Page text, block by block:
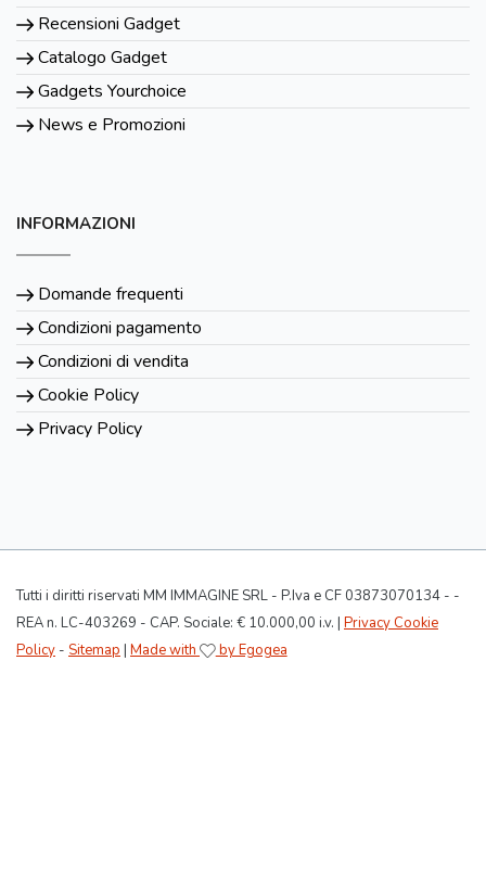
Recensioni Gadget
Catalogo Gadget
Gadgets Yourchoice
News e Promozioni
INFORMAZIONI
Domande frequenti
Condizioni pagamento
Condizioni di vendita
Cookie Policy
Privacy Policy
Tutti i diritti riservati MM IMMAGINE SRL - P.Iva e CF 03873070134 - -
REA n. LC-403269 - CAP. Sociale: € 10.000,00 i.v. | Privacy Cookie
Policy - Sitemap | Made with by Egogea